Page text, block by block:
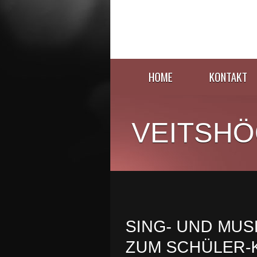
HOME KONTAKT
SING- UND
ZUM